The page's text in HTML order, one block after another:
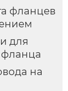
фланцев
для
фланца
на